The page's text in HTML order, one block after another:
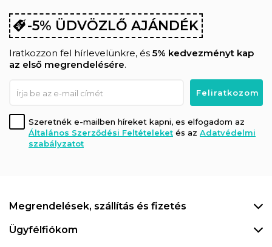
-5% ÜDVÖZLŐ AJÁNDÉK
Iratkozzon fel hírlevelünkre, és 5% kedvezményt kap
az első megrendelésére.
Szeretnék e-mailben híreket kapni, es elfogadom az
Általános Szerződési Feltételeket és az Adatvédelmi
szabályzatot
Megrendelések, szállítás és fizetés
Ügyfélfiókom